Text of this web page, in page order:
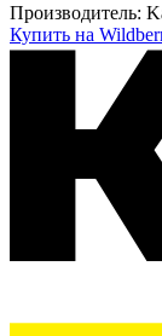
Производитель:
Купить на